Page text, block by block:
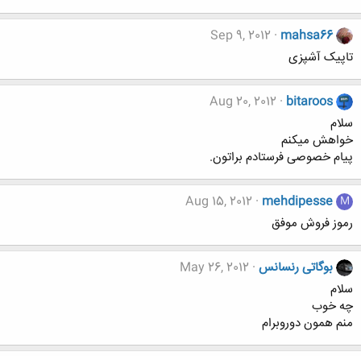
mahsa66
Sep 9, 2012
تاپیک آشپزی
bitaroos
Aug 20, 2012
سلام
خواهش میکنم
پیام خصوصی فرستادم براتون.
M
mehdipesse
Aug 15, 2012
رموز فروش موفق
بوگاتی رنسانس May 26, 2012
سلام
چه خوب
منم همون دوروبرام